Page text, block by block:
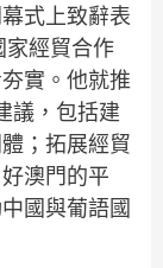
式上致辭表
家經貿合作
實。他就推
議，包括建
；拓展經貿
澳門的平
國與葡語國